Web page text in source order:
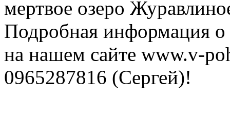
мертвое озеро
Подробная информация о
на нашем сайте www.v-
0965287816 (Сергей)!